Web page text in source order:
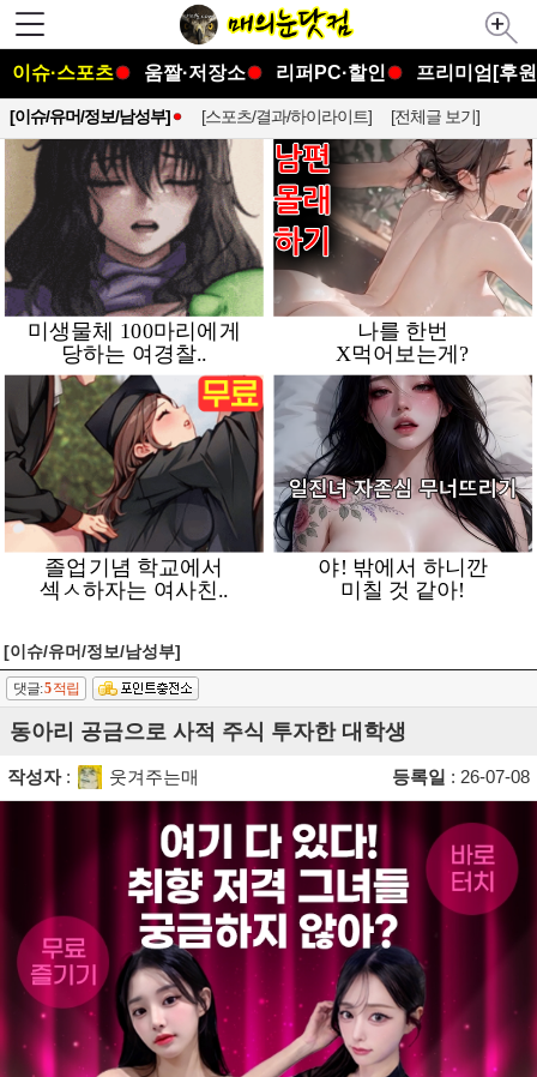
이슈·스포츠 움짤·저장소 리퍼PC·할인 프리미엄[후
[이슈/유머/정보/남성부] [스포츠/결과/하이라이트] [전체글 보기]
[이슈/유머/정보/남성부]
댓글:5적립
동아리 공금으로 사적 주식 투자한 대학생
작성자: 웃겨주는매 등록일 : 26-07-08